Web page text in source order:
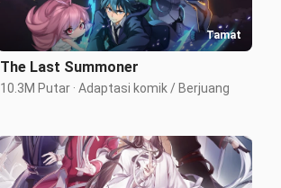
Tamat
The Last Summoner
10.3M Putar · Adaptasi komik / Berjuang